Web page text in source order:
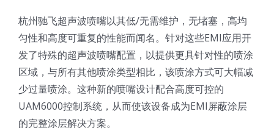
医疗器械技术科普
粉体行业技术科普
超声波喷涂原理
中文
ENGLISH
杭州驰飞超声波喷嘴以其低/无需维护，无堵塞，高均
匀性和高度可重复的性能而闻名。针对这些EMI应用开
发了特殊的超声波喷嘴配置，以提供更具针对性的喷涂
区域，与所有其他喷涂类型相比，该喷涂方式可大幅减
少过量喷涂。这种新的喷嘴设计配合高度可控的
UAM6000控制系统，从而使该设备成为EMI屏蔽涂层
的完整涂层解决方案。